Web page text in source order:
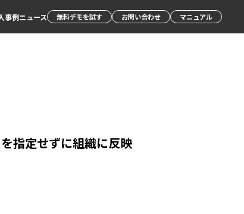
事例ニュース 無料デモを試す お問い合わせ マニュアル
指定せずに組織に反映